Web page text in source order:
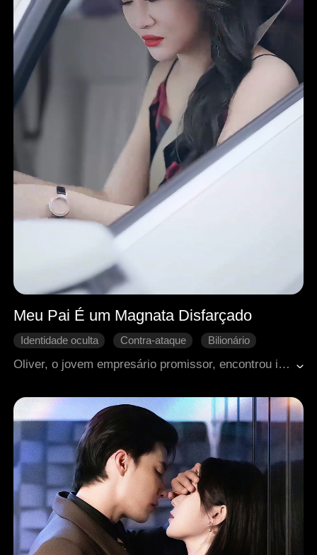
Meu Pai É um Magnata Disfarçado
Identidade oculta Contra-ataque
Bilionário
Oliver, o jovem empresário promissor, encontrou inesperadamente seu pai, Vincent, que trabalhava como segurança em um local de alto padrão. Todos presumiam que os organizadores estavam sendo compreensivos com Vincent por respeito a Oliver. No entanto, o comportamento de Vincent deixava Oliver profundamente envergonhado vezes e mais vezes. O que os outros não sabiam era que aquele homem desgrenhado e desleixado, que parecia ignorar as normas básicas da alta sociedade, já fora um influente empresário.